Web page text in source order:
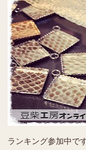
ランキング参加中で